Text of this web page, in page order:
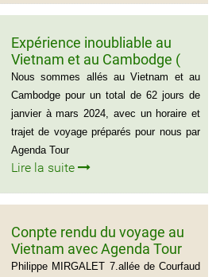
Expérience inoubliable au
Vietnam et au Cambodge (
Groupe de monsieur Jean
Pierre Lapointe)
Nous sommes allés au Vietnam et au
Cambodge pour un total de 62 jours de
janvier à mars 2024, avec un horaire et
trajet de voyage préparés pour nous par
Agenda Tour
Lire la suite
Conpte rendu du voyage au
Vietnam avec Agenda Tour
du groupe de Mr Philippe
Philippe MIRGALET 7.allée de Courfaud